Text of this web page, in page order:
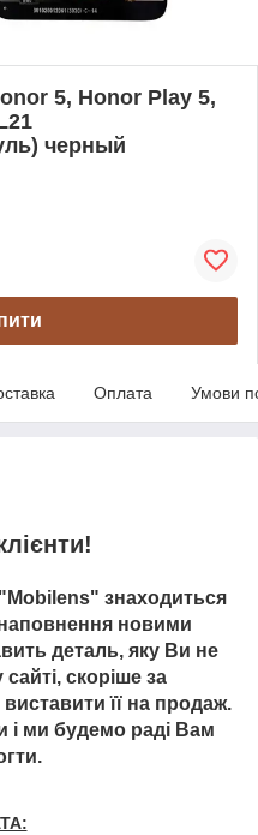
5, Honor Play 5,
черный
Оплата Умови
знаходиться
новими
деталь, яку Ви не
скоріше за
її на продаж.
і ми будемо раді Вам